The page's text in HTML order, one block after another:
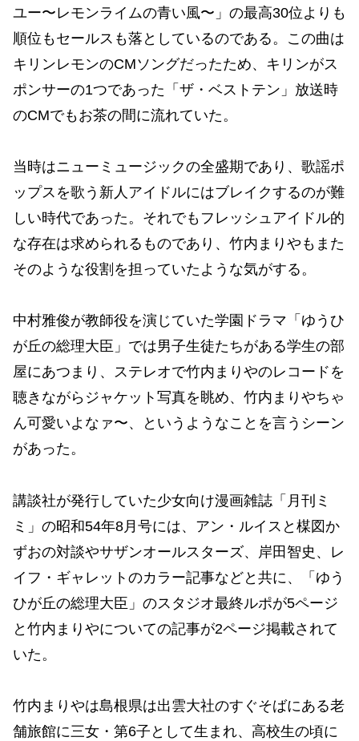
ユー〜レモンライムの青い風〜」の最高30位よりも
順位もセールスも落としているのである。この曲は
キリンレモンのCMソングだったため、キリンがス
ポンサーの1つであった「ザ・ベストテン」放送時
のCMでもお茶の間に流れていた。
当時はニューミュージックの全盛期であり、歌謡ポ
ップスを歌う新人アイドルにはブレイクするのが難
しい時代であった。それでもフレッシュアイドル的
な存在は求められるものであり、竹内まりやもまた
そのような役割を担っていたような気がする。
中村雅俊が教師役を演じていた学園ドラマ「ゆうひ
が丘の総理大臣」では男子生徒たちがある学生の部
屋にあつまり、ステレオで竹内まりやのレコードを
聴きながらジャケット写真を眺め、竹内まりやちゃ
ん可愛いよなァ〜、というようなことを言うシーン
があった。
講談社が発行していた少女向け漫画雑誌「月刊ミ
ミ」の昭和54年8月号には、アン・ルイスと楳図か
ずおの対談やサザンオールスターズ、岸田智史、レ
イフ・ギャレットのカラー記事などと共に、「ゆう
ひが丘の総理大臣」のスタジオ最終ルポが5ページ
と竹内まりやについての記事が2ページ掲載されて
いた。
竹内まりやは島根県は出雲大社のすぐそばにある老
舗旅館に三女・第6子として生まれ、高校生の頃に